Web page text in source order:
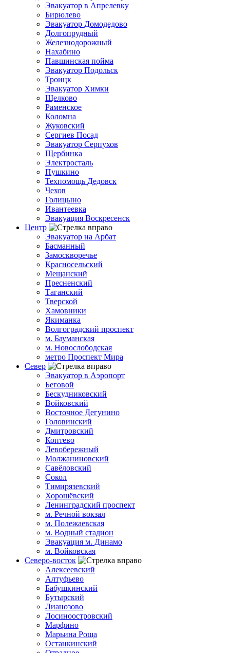
Эвакуатор в Апрелевку
Бирюлево
Эвакуатор Домодедово
Долгопрудный
Железнодорожный
Нахабино
Павшинская пойма
Эвакуатор Подольск
Троицк
Эвакуатор Химки
Щелково
Раменское
Коломна
Жуковский
Сергиев Посад
Эвакуатор Серпухов
Щербинка
Электросталь
Пушкино
Техпомощь Дедовск
Чехов
Голицыно
Ивантеевка
Эвакуация Воскресенск
Центр
Эвакуатор на Арбат
Басманный
Замоскворечье
Красносельский
Мещанский
Пресненский
Таганский
Тверской
Хамовники
Якиманка
Волгоградский проспект
м. Бауманская
м. Новослободская
метро Проспект Мира
Север
Эвакуатор в Аэропорт
Беговой
Бескудниковский
Войковский
Восточное Дегунино
Головинский
Дмитровский
Коптево
Левобережный
Молжаниновский
Савёловский
Сокол
Тимирязевский
Хорошёвский
Ленинградский проспект
м. Речной вокзал
м. Полежаевская
м. Водный стадион
Эвакуация м. Динамо
м. Войковская
Северо-восток
Алексеевский
Алтуфьево
Бабушкинский
Бутырский
Лианозово
Лосиноостровский
Марфино
Марьина Роща
Останкинский